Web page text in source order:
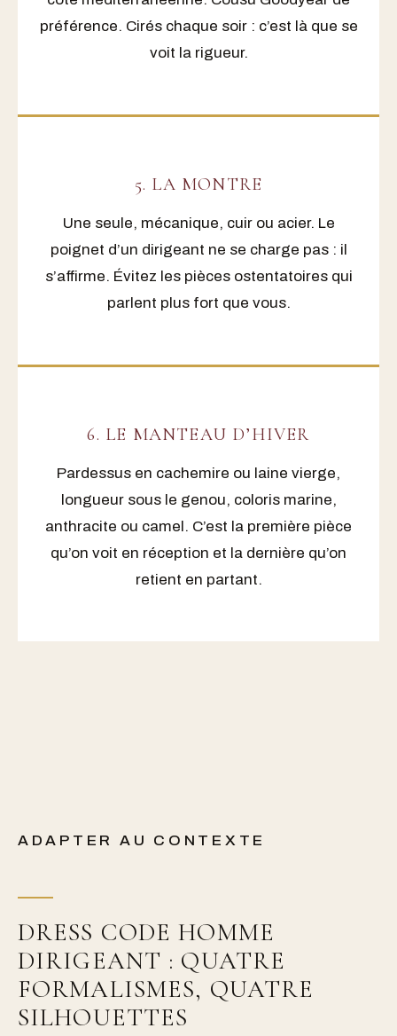
préférence. Cirés chaque soir : c’est là que se
voit la rigueur.
5. LA MONTRE
Une seule, mécanique, cuir ou acier. Le
poignet d’un dirigeant ne se charge pas : il
s’affirme. Évitez les pièces ostentatoires qui
parlent plus fort que vous.
6. LE MANTEAU D’HIVER
Pardessus en cachemire ou laine vierge,
longueur sous le genou, coloris marine,
anthracite ou camel. C’est la première pièce
qu’on voit en réception et la dernière qu’on
retient en partant.
ADAPTER AU CONTEXTE
DRESS CODE HOMME
DIRIGEANT : QUATRE
FORMALISMES, QUATRE
SILHOUETTES